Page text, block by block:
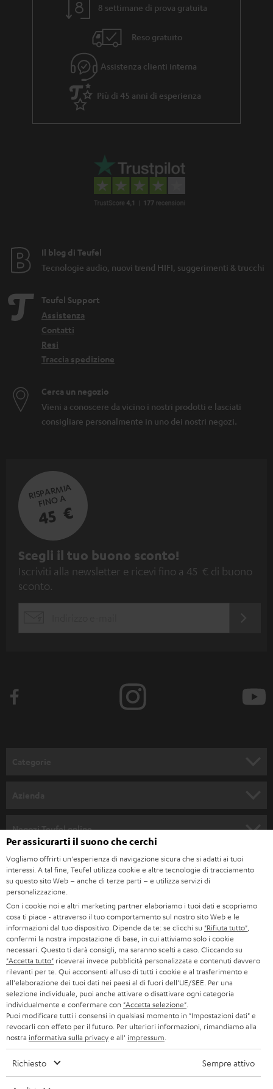
8 settimane di prova gratuita
Reso gratuito
Assistenza clienti interna
Più di 45 anni di esperienza
Il blog di Teufel
Tecnologie audio, nuovi trend HIFI, suggerimenti & trucchi
Teufel Support
Assistenza
Contatti
Resi
Traccia spedizione
Cerca un negozio
Vieni a conoscere da vicino i nostri prodotti e lasciati
consigliare personalmente in uno dei nostri negozi.
RISPARMIA
FINO A
45 €
I
s
c
n
e
w
s
l
e
t
t
e
r
Scegli il tuo buono sconto!
Iscriviti alla newsletter e ricevi fino a 45 € di buono
sconto.
STEREO
SMART HOME
BLUETOOTH
CUFFIE
CUFFIE BLUETOOTH
SET STEREO
ALTOPARLANTE
ULTIMA
CUFFIE IN-EAR
STAMPA
B2B
BLOG
NEWSLETTER
NEGOZI
VANTAGGI TEUFEL
LA NOSTRA STORIA
MANAGEMENT
Negozi Teufel online
GERMANIA
AUSTRIA
SVIZZERA
PAESI BASSI
BELGIO
FRANCIA
Per assicurarti il suono che cerchi
Vogliamo offrirti un'esperienza di navigazione sicura che si adatti ai tuoi
interessi. A tal fine, Teufel utilizza cookie e altre tecnologie di tracciamento
su questo sito Web – anche di terze parti – e utilizza servizi di
personalizzazione.
Con i cookie noi e altri marketing partner elaboriamo i tuoi dati e scopriamo
cosa ti piace - attraverso il tuo comportamento sul nostro sito Web e le
informazioni dal tuo dispositivo. Dipende da te: se clicchi su "Rifiuta tutto"
confermi la nostra impostazione di base, in cui attiviamo solo i cookie
necessari. Questo ti darà consigli, ma saranno scelti a caso. Cliccando su
"Accetta tutto" riceverai invece pubblicità personalizzata e contenuti davvero
rilevanti per te. Qui acconsenti all'uso di tutti i cookie e al trasferimento e
all'elaborazione dei tuoi dati nei paesi al di fuori dell’UE/SEE. Per una
selezione individuale, puoi anche attivare o disattivare ogni categoria
individualmente e confermare con "Accetta selezione"
Puoi modificare tutti i consensi in qualsiasi momento in "Impostazioni dati" e
revocarli con effeto per il futuro. Per ulteriori informazioni, rimandiamo alla
nostra informativa sulla privacye all' impressum
Richiesto Sempre attivo